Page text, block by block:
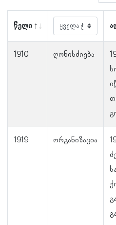
წელი
1910 ღონისძიება
1919 ორგანიზაცია